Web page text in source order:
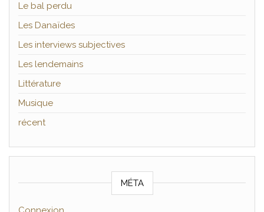
Le bal perdu
Les Danaïdes
Les interviews subjectives
Les lendemains
Littérature
Musique
récent
MÉTA